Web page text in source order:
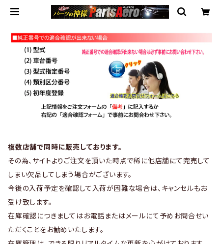
複数店舗で同時に販売しております。
その為、サイトよりご注文を頂いた時点で稀に他店舗にて完売して
しまい欠品してしまう場合がございます。
今後の入荷予定を確認して入荷が困難な場合は、キャンセルもお
受け致します。
在庫確認につきましてはお電話またはメールにて予めお問合せい
ただくことをお勧めいたします。